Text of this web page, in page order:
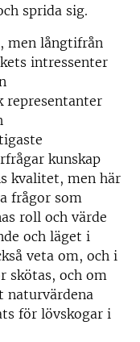
sprida sig.
men långtifrån
intressenter
representanter
kunskap
kvalitet, men här
frågor som
roll och värde
och läget i
veta om, och i
skötas, och om
naturvärdena
för lövskogar i